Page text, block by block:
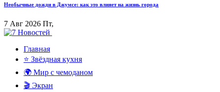
Необычные дожди в Джумсе: как это влияет на жизнь города
7 Авг 2026 Пт,
Главная
⭐ Звёздная кухня
🌍 Мир с чемоданом
🎬 Экран